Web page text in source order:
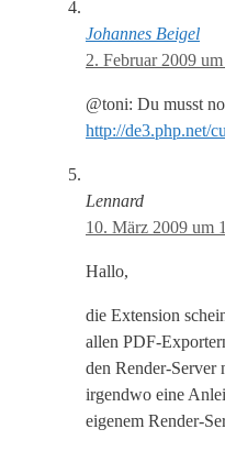
Johannes Beigel
2. Februar 2009
@toni: Du musst
http://de3.php.net/
Lennard
10. März 2009 um
Hallo,
die Extension
allen PDF-
den Render-Server
irgendwo eine
eigenem Render-